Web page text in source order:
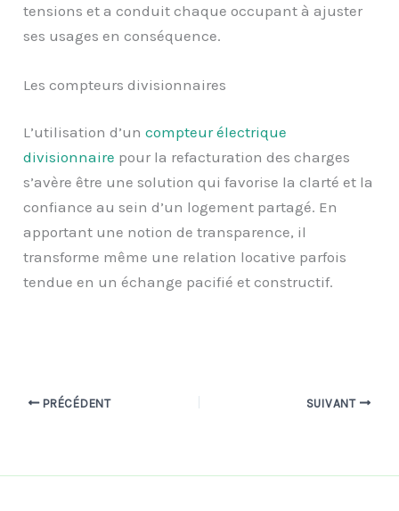
tensions et a conduit chaque occupant à ajuster
ses usages en conséquence.
Les compteurs divisionnaires
L’utilisation d’uncompteur électrique
divisionnaire pour la refacturation des charges
s’avère être une solution qui favorise la clarté et la
confiance au sein d’un logement partagé. En
apportant une notion de transparence, il
transforme même une relation locative parfois
tendue en un échange pacifié et constructif.
PRÉCÉDENT SUIVANT